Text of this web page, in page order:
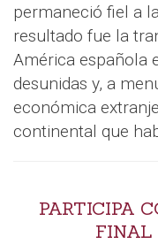
permaneció fiel a
resultado fue la
América española
desunidas y, a
económica
continental que
PARTICIPA
FINAL